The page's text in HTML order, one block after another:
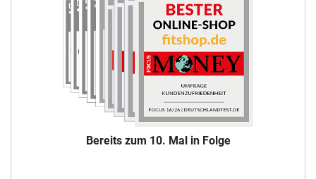
Bereits zum 10. Mal in Folge